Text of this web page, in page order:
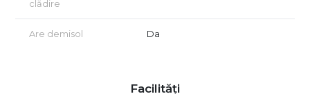
clădire
Are demisol Da
Facilități